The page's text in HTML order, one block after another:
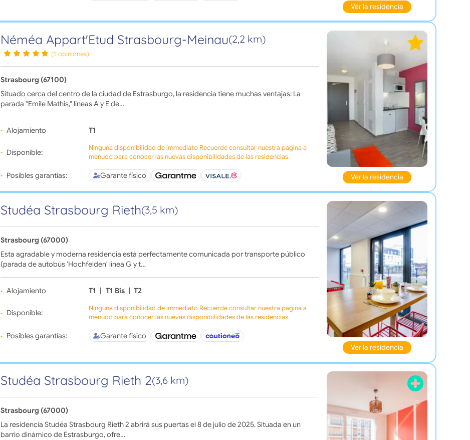
Ver la residencia
Néméa Appart'Etud Strasbourg-Meinau(2,2 km)
(1 opiniones)
Strasbourg (67100)
Situado cerca del centro de la ciudad de Estrasburgo, la residencia tiene muchas ventajas: La
parada "Emile Mathis," líneas A y E de…
Alojamiento T1
Disponible:
Ninguna disponibilidad de immediato Recuerde consultar nuestra pagina a
menudo para conocer las nuevas disponibilidades de las residencias.
Posibles garantías: Garante físico Ver la residencia
Studéa Strasbourg Rieth(3,5 km)
Strasbourg (67000)
Esta agradable y moderna residencia está perfectamente comunicada por transporte público
(parada de autobús 'Hochfelden' línea G y t…
Alojamiento T1 | T1 Bis | T2
Disponible:
Ninguna disponibilidad de immediato Recuerde consultar nuestra pagina a
menudo para conocer las nuevas disponibilidades de las residencias.
Posibles garantías:
Garante físico
Ver la residencia
Studéa Strasbourg Rieth 2(3,6 km)
Strasbourg (67000)
La residencia Studéa Strasbourg Rieth 2 abrirá sus puertas el 8 de julio de 2025. Situada en un
barrio dinámico de Estrasburgo, ofre…